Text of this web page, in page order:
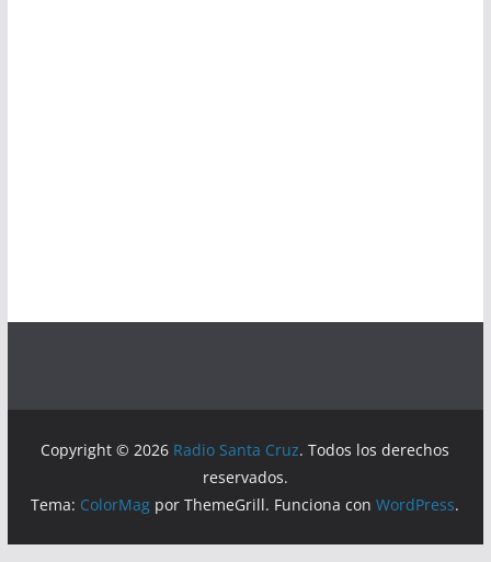
Copyright © 2026 Radio Santa Cruz. Todos los derechos
reservados.
Tema: ColorMag por ThemeGrill. Funciona conWordPress.